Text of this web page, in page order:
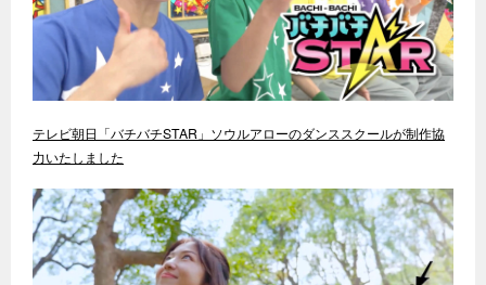
テレビ朝日「バチバチSTAR」ソウルアローのダンススクールが制作協
力いたしました